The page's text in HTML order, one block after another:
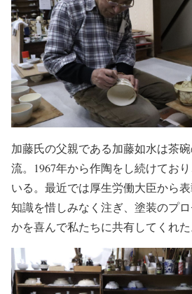
加藤氏の父親である加藤如水は茶
流。1967年から作陶をし続けてお
いる。最近では厚生労働大臣から
知識を惜しみなく注ぎ、塗装のプ
かを喜んで私たちに共有してくれた